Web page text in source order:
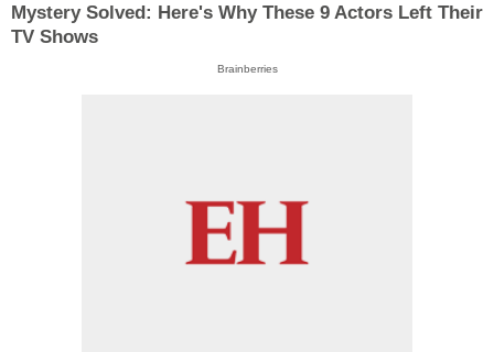
Mystery Solved: Here's Why These 9 Actors Left Their
TV Shows
Brainberries